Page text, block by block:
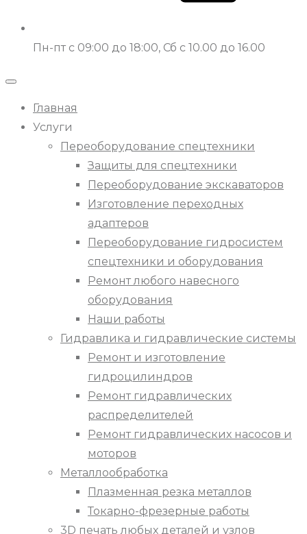
Пн-пт с 09:00 до 18:00, Сб с 10.00 до 16.00
Главная
Услуги
Переоборудование спецтехники
Защиты для спецтехники
Переоборудование экскаваторов
Изготовление переходных
адаптеров
Переоборудование гидросистем
спецтехники и оборудования
Ремонт любого навесного
оборудования
Наши работы
Гидравлика и гидравлические системы
Ремонт и изготовление
гидроцилиндров
Ремонт гидравлических
распределителей
Ремонт гидравлических насосов и
моторов
Металлообработка
Плазменная резка металлов
Токарно-фрезерные работы
3D печать любых деталей и узлов